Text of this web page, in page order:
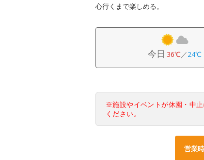
心行くまで楽しめる。
今日 36℃／24℃
※施設やイベントが休園・中
ください。
営業